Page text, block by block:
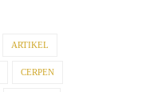
ARTIKEL
CERPEN